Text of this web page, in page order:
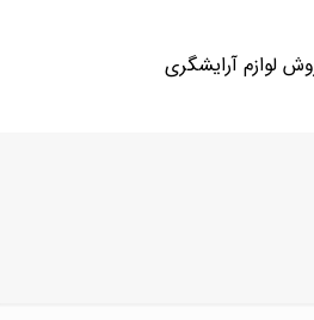
لوازم آرایشگری